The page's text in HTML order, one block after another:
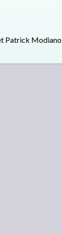
Patrick Modiano